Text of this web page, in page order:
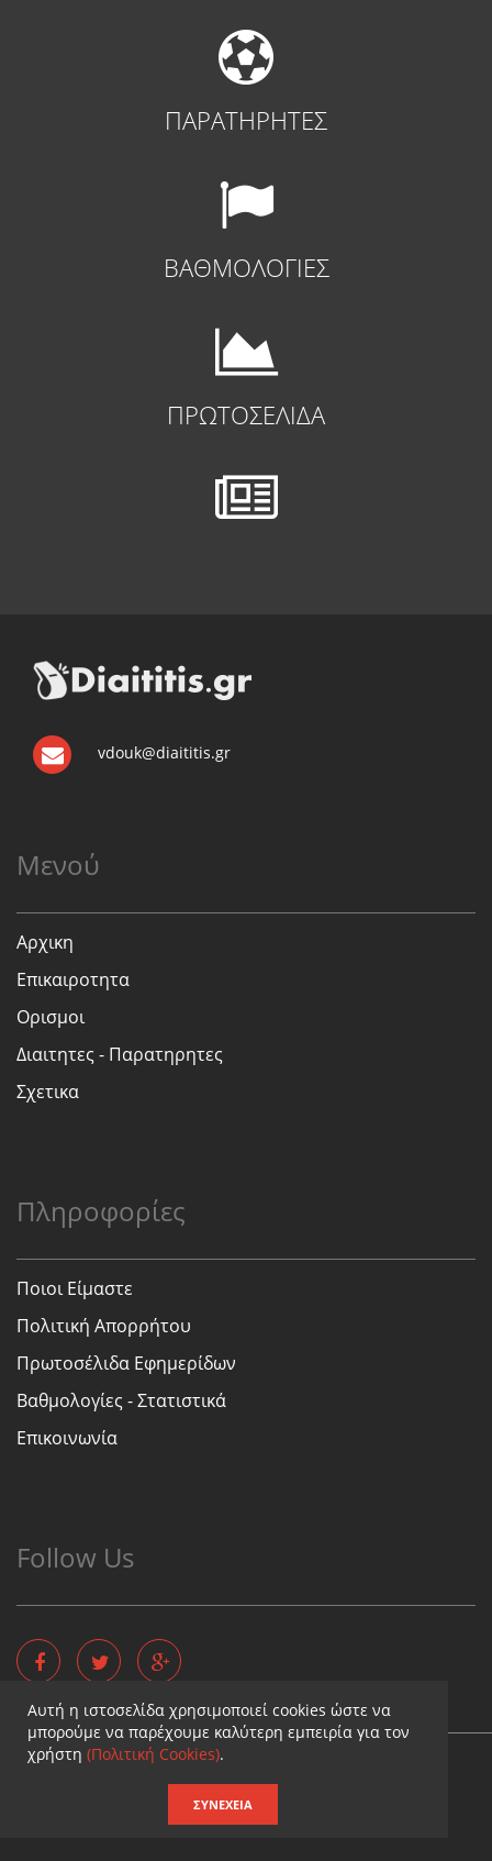
ΠΑΡΑΤΗΡΗΤΕΣ
ΒΑΘΜΟΛΟΓΙΕΣ
ΠΡΩΤΟΣΕΛΙΔΑ
vdouk@diaititis.gr
Μενού
Αρχικη
Επικαιροτητα
Ορισμοι
Διαιτητες - Παρατηρητες
Σχετικα
Πληροφορίες
Ποιοι Είμαστε
Πολιτική Απορρήτου
Πρωτοσέλιδα Εφημερίδων
Βαθμολογίες - Στατιστικά
Επικοινωνία
Follow Us
Copyright © - Diaititis.gr - All Rights Reserved.
Σχεδιασμός & κατασκευή ιστοσελίδων
Καταχωρηση επιχειρησης
Αυτή η ιστοσελίδα χρησιμοποιεί cookies ώστε να
μπορούμε να παρέχουμε καλύτερη εμπειρία για τον
χρήστη (Πολιτική Cookies).
ΣΥΝΈΧΕΙΑ